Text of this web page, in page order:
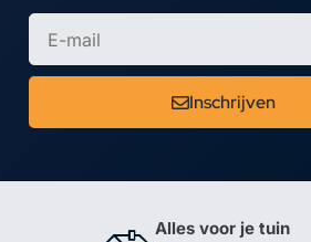
Inschrijven
Alles voor je tuin